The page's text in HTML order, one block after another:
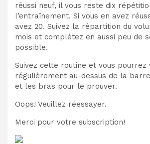
réussi neuf, il vous reste dix
l’entraînement. Si vous en avez
avez 20. Suivez la répartition du
mois et complétez en aussi peu de
possible.
Suivez cette routine et vous pourrez
régulièrement au-dessus de la
et les bras pour le prouver.
Oops! Veuillez réessayer.
Merci pour votre subscription!